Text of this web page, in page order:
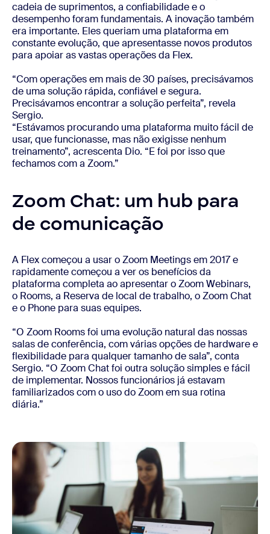
cadeia de suprimentos, a confiabilidade e o
desempenho foram fundamentais. A inovação também
era importante. Eles queriam uma plataforma em
constante evolução, que apresentasse novos produtos
para apoiar as vastas operações da Flex.
“Com operações em mais de 30 países, precisávamos
de uma solução rápida, confiável e segura.
Precisávamos encontrar a solução perfeita”, revela
Sergio.
“Estávamos procurando uma plataforma muito fácil de
usar, que funcionasse, mas não exigisse nenhum
treinamento”, acrescenta Dio. “E foi por isso que
fechamos com a Zoom.”
Zoom Chat: um hub para
de comunicação
A Flex começou a usar o Zoom Meetings em 2017 e
rapidamente começou a ver os benefícios da
plataforma completa ao apresentar o Zoom Webinars,
o Rooms, a Reserva de local de trabalho, o Zoom Chat
e o Phone para suas equipes.
“O Zoom Rooms foi uma evolução natural das nossas
salas de conferência, com várias opções de hardware e
flexibilidade para qualquer tamanho de sala”, conta
Sergio. “O Zoom Chat foi outra solução simples e fácil
de implementar. Nossos funcionários já estavam
familiarizados com o uso do Zoom em sua rotina
diária.”